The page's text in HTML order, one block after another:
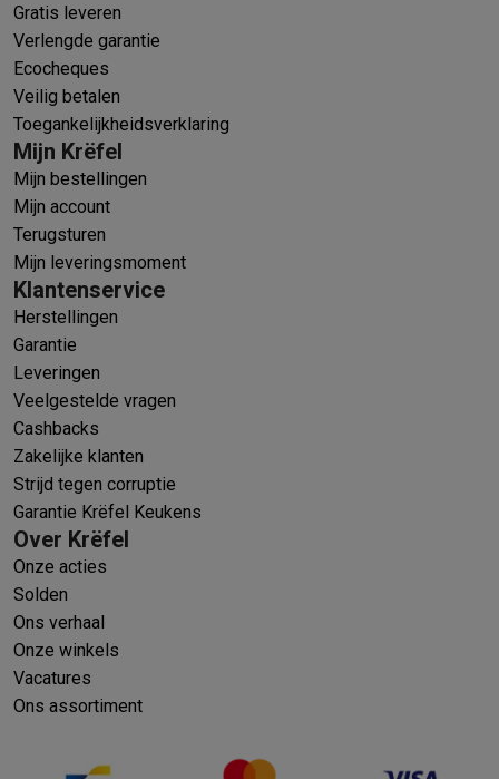
Gratis leveren
Verlengde garantie
Ecocheques
Veilig betalen
Toegankelijkheidsverklaring
Mijn Krëfel
Mijn bestellingen
Mijn account
Terugsturen
Mijn leveringsmoment
Klantenservice
Herstellingen
Garantie
Leveringen
Veelgestelde vragen
Cashbacks
Zakelijke klanten
Strijd tegen corruptie
Garantie Krëfel Keukens
Over Krëfel
Onze acties
Solden
Ons verhaal
Onze winkels
Vacatures
Ons assortiment